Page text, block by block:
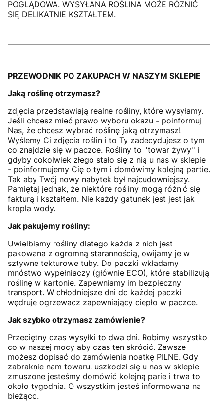
POGLĄDOWA. WYSYŁANA ROŚLINA MOŻE RÓŻNIĆ
SIĘ DELIKATNIE KSZTAŁTEM.
PRZEWODNIK PO ZAKUPACH W NASZYM SKLEPIE
Jaką roślinę otrzymasz?
zdjęcia przedstawiają realne rośliny, które wysyłamy.
Jeśli chcesz mieć prawo wyboru okazu - poinformuj
Nas, że chcesz wybrać roślinę jaką otrzymasz!
Wyślemy Ci zdjęcia roślin i to Ty zadecydujesz o tym
co znajdzie się w paczce. Rośliny to ''towar żywy'' i
gdyby cokolwiek złego stało się z nią u nas w sklepie
- poinformujemy Cię o tym i domówimy kolejną partie.
Tak aby Twój nowy nabytek był najcudowniejszy.
Pamiętaj jednak, że niektóre rośliny mogą różnić się
fakturą i kształtem. Nie każdy gatunek jest jest jak
kropla wody.
Jak pakujemy rośliny:
Uwielbiamy rośliny dlatego każda z nich jest
pakowana z ogromną starannością, owijamy je w
sztywne tekturowe tuby. Do paczki wkładamy
mnóstwo wypełniaczy (głównie ECO), które stabilizują
roślinę w kartonie. Zapewniamy im bezpieczny
transport. W chłodniejsze dni do każdej paczki
wędruje ogrzewacz zapewniający ciepło w paczce.
Jak szybko otrzymasz zamówienie?
Przeciętny czas wysyłki to dwa dni. Robimy wszystko
co w naszej mocy aby czas ten skrócić. Zawsze
możesz dopisać do zamówienia noatkę PILNE. Gdy
zabraknie nam towaru, uszkodzi się u nas w sklepie
zmuszone jesteśmy domówić kolejną parie i trwa to
około tygodnia. O wszystkim jesteś informowana na
bieżąco.